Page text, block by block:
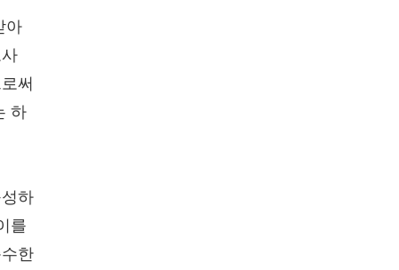
아
써
하
하
를
한